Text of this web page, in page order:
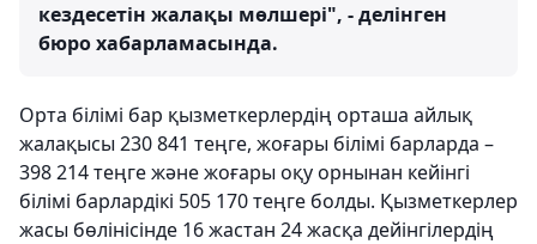
кездесетін жалақы мөлшері", - делінген
бюро хабарламасында.
Орта білімі бар қызметкерлердің орташа айлық
жалақысы 230 841 теңге, жоғары білімі барларда –
398 214 теңге және жоғары оқу орнынан кейінгі
білімі барлардікі 505 170 теңге болды. Қызметкерлер
жасы бөлінісінде 16 жастан 24 жасқа дейінгілердің